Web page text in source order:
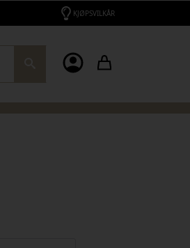
KJØPSVILKÅR